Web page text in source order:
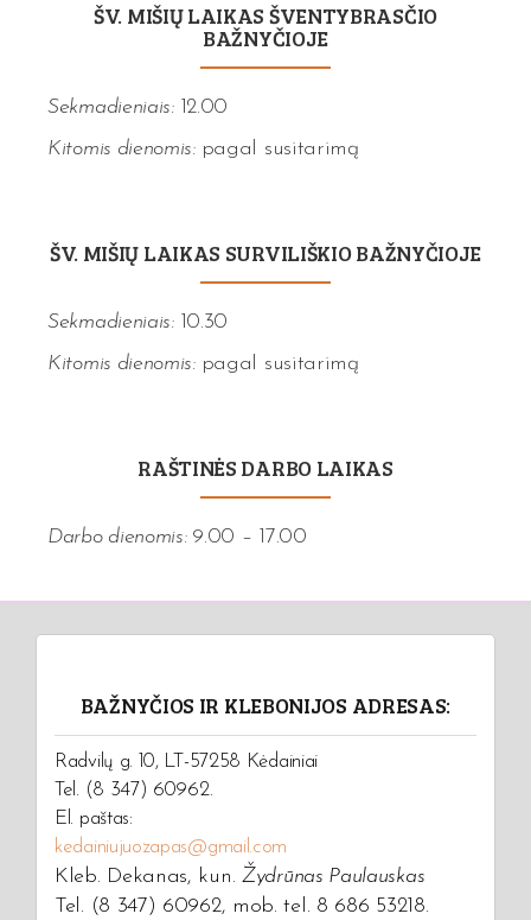
ŠV. MIŠIŲ LAIKAS ŠVENTYBRASČIO
BAŽNYČIOJE
Sekmadieniais: 12.00
Kitomis dienomis: pagal susitarimą
ŠV. MIŠIŲ LAIKAS SURVILIŠKIO BAŽNYČIOJE
Sekmadieniais: 10.30
Kitomis dienomis: pagal susitarimą
RAŠTINĖS DARBO LAIKAS
Darbo dienomis: 9.00 – 17.00
BAŽNYČIOS IR KLEBONIJOS ADRESAS:
Radvilų g. 10, LT-57258 Kėdainiai
Tel. (8 347) 60962.
El. paštas:
kedainiujuozapas@gmail.com
Kleb. Dekanas, kun. Žydrūnas Paulauskas
Tel. (8 347) 60962, mob. tel. 8 686 53218.